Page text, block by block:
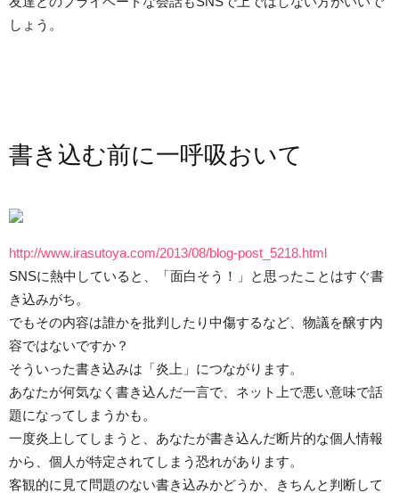
しょう。
書き込む前に一呼吸おいて
http://www.irasutoya.com/2013/08/blog-post_5218.html
SNSに熱中していると、「面白そう！」と思ったことはすぐ書
き込みがち。
でもその内容は誰かを批判したり中傷するなど、物議を醸す内
容ではないですか？
そういった書き込みは「炎上」につながります。
あなたが何気なく書き込んだ一言で、ネット上で悪い意味で話
題になってしまうかも。
一度炎上してしまうと、あなたが書き込んだ断片的な個人情報
から、個人が特定されてしまう恐れがあります。
客観的に見て問題のない書き込みかどうか、きちんと判断して